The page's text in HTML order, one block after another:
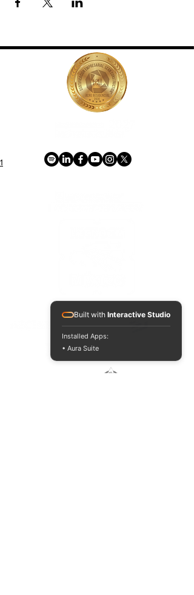
1
ACREDITACIONES Y CONVENIOS NACIONALES E INTERNACIONALES
Built with Interactive Studio
Installed Apps:
• Aura Suite